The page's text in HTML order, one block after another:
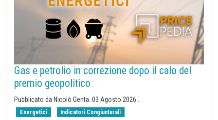
Gas e petrolio in correzione dopo il calo del
premio geopolitico
Pubblicato da Nicolò Genta 03 Agosto 2026
Energetici Indicatori Congiunturali